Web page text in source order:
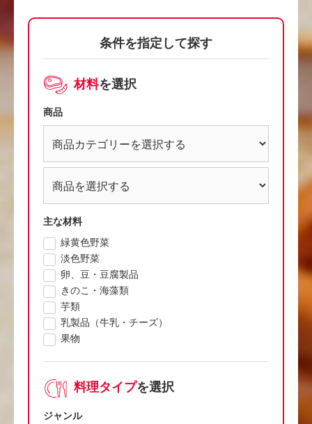
条件を指定して探す
材料を選択
商品
主な材料
緑黄色野菜
淡色野菜
卵、豆・豆腐製品
きのこ・海藻類
芋類
乳製品（牛乳・チーズ）
果物
料理タイプを選択
ジャンル